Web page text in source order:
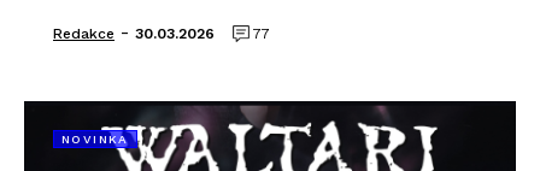
Redakce - 30.03.2026 77
NOVINKA